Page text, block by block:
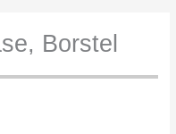
Borstel